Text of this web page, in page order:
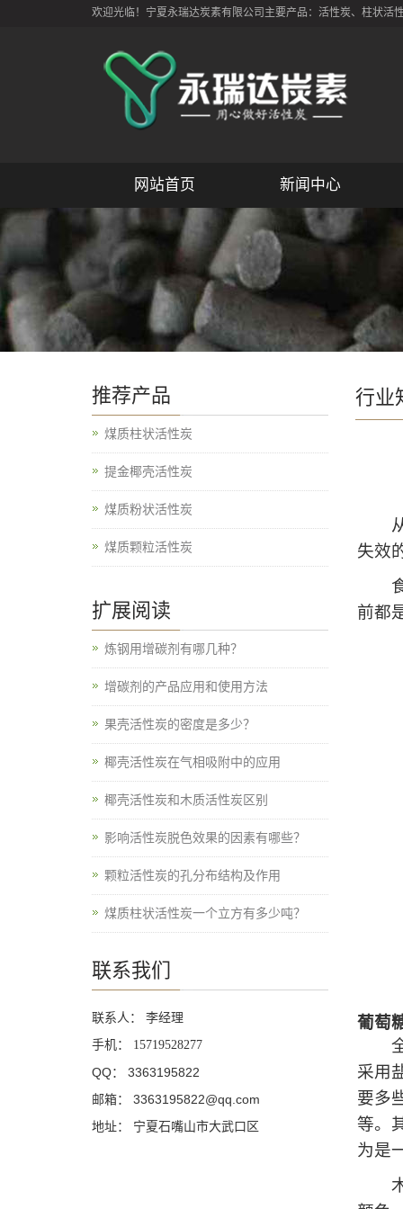
欢迎光临！宁夏永瑞达炭素有限公司主要产品：活性炭、柱状
网站首页 新闻中心
行业
从
失效
食
前都
葡萄
全
采用
要多
等。
为是
木
推荐产品
煤质柱状活性炭
提金椰壳活性炭
煤质粉状活性炭
煤质颗粒活性炭
扩展阅读
炼钢用增碳剂有哪几种？
增碳剂的产品应用和使用方法
果壳活性炭的密度是多少？
椰壳活性炭在气相吸附中的应用
椰壳活性炭和木质活性炭区别
影响活性炭脱色效果的因素有哪些？
颗粒活性炭的孔分布结构及作用
煤质柱状活性炭一个立方有多少吨？
联系我们
联系人： 李经理
手机：
15719528277
QQ： 3363195822
邮箱： 3363195822@qq.com
地址： 宁夏石嘴山市大武口区